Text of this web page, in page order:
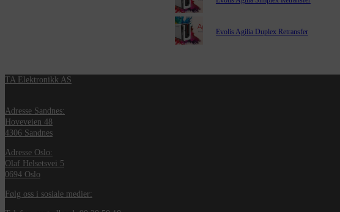
Evolis Agilia Duplex Retransfer
TA Elektronikk AS
Adresse Sandnes:
Hoveveien 48
4306 Sandnes
Adresse Oslo:
Olaf Helsetsvei 5
0694 Oslo
Følg oss i sosiale medier: